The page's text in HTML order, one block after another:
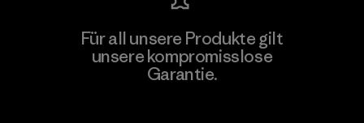
Greentech Headgear Company
Limited - Dong Nai
Für all unsere Produkte gilt
unsere kompromisslose
Garantie.